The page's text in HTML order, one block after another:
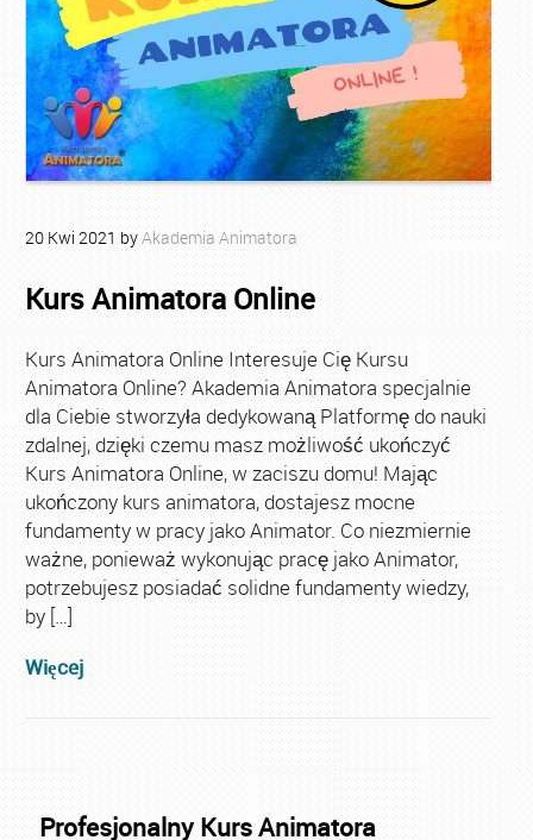
20 Kwi 2021 byAkademia Animatora
Kurs Animatora Online
Kurs Animatora Online Interesuje Cię Kursu
Animatora Online? Akademia Animatora specjalnie
dla Ciebie stworzyła dedykowaną Platformę do nauki
zdalnej, dzięki czemu masz możliwość ukończyć
Kurs Animatora Online, w zaciszu domu! Mając
ukończony kurs animatora, dostajesz mocne
fundamenty w pracy jako Animator. Co niezmiernie
ważne, ponieważ wykonując pracę jako Animator,
potrzebujesz posiadać solidne fundamenty wiedzy,
by […]
Więcej
Profesjonalny Kurs Animatora